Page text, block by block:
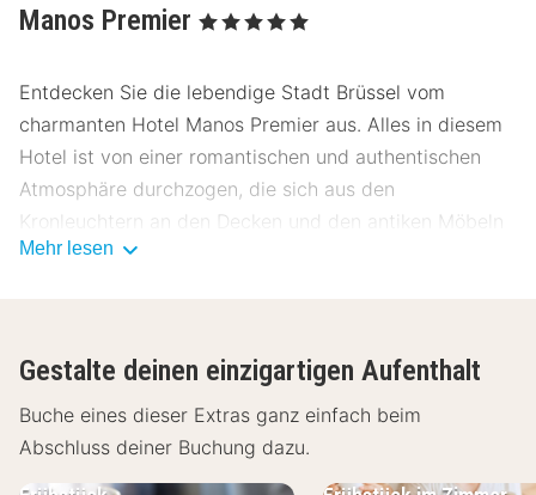
Manos Premier , 5 Sterne
Entdecken Sie die lebendige Stadt Brüssel vom
charmanten Hotel Manos Premier aus. Alles in diesem
Hotel ist von einer romantischen und authentischen
Atmosphäre durchzogen, die sich aus den
Kronleuchtern an den Decken und den antiken Möbeln
ergibt. Nach einem erlebnisreichen Tag in der Stadt
Das hübsche und gemütliche Hotel Manos Premier
befindet sich in einem eleganten Gebäude im Zentrum
von Brüssel. Jedes Zimmer ist in einem eigenen
Einrichtungsstil gestaltet und mit antiken Möbeln
Mehr lesen
Gestalte deinen einzigartigen Aufenthalt
Buche eines dieser Extras ganz einfach beim
Abschluss deiner Buchung dazu.